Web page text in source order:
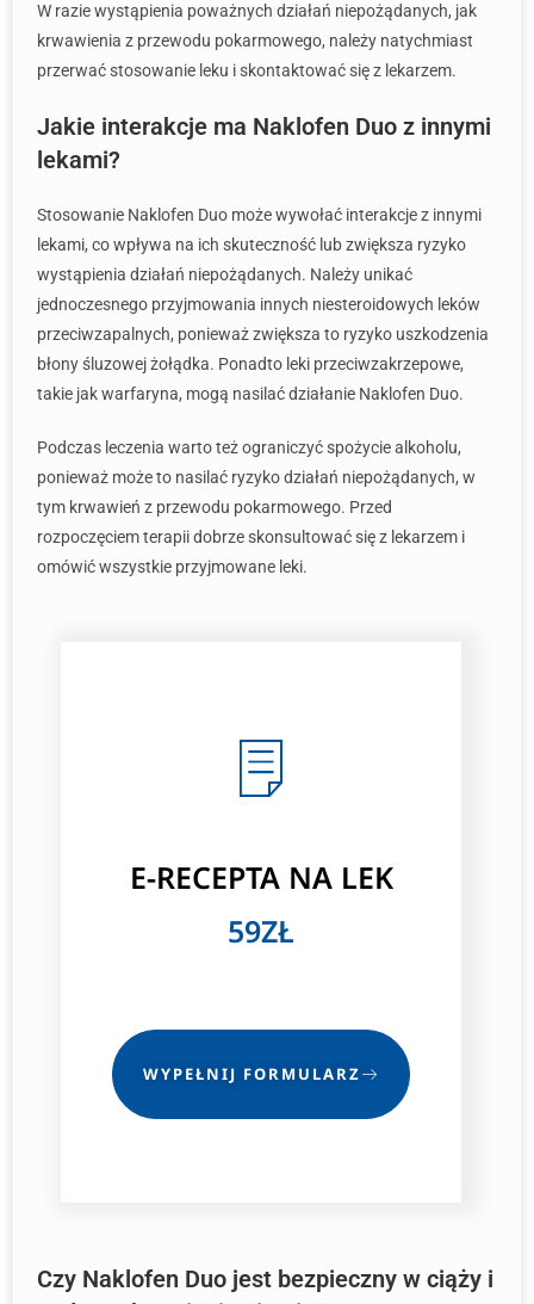
W razie wystąpienia poważnych działań niepożądanych, jak
krwawienia z przewodu pokarmowego, należy natychmiast
przerwać stosowanie leku i skontaktować się z lekarzem.
Jakie interakcje ma Naklofen Duo z innymi
lekami?
Stosowanie Naklofen Duo może wywołać interakcje z innymi
lekami, co wpływa na ich skuteczność lub zwiększa ryzyko
wystąpienia działań niepożądanych. Należy unikać
jednoczesnego przyjmowania innych niesteroidowych leków
przeciwzapalnych, ponieważ zwiększa to ryzyko uszkodzenia
błony śluzowej żołądka. Ponadto leki przeciwzakrzepowe,
takie jak warfaryna, mogą nasilać działanie Naklofen Duo.
Podczas leczenia warto też ograniczyć spożycie alkoholu,
ponieważ może to nasilać ryzyko działań niepożądanych, w
tym krwawień z przewodu pokarmowego. Przed
rozpoczęciem terapii dobrze skonsultować się z lekarzem i
omówić wszystkie przyjmowane leki.
E-RECEPTA NA LEK
59ZŁ
WYPEŁNIJ FORMULARZ
Czy Naklofen Duo jest bezpieczny w ciąży i